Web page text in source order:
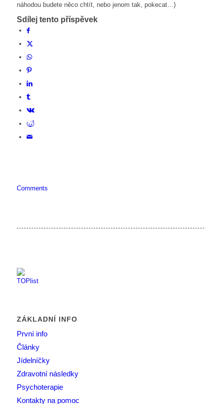
náhodou budete něco chtít, nebo jenom tak, pokecat…)
Sdílej tento příspěvek
Comments
ZÁKLADNÍ INFO
První info
Články
Jídelníčky
Zdravotní následky
Psychoterapie
Kontakty na pomoc